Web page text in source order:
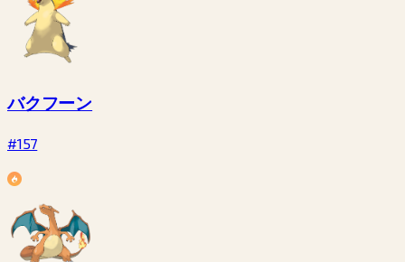
バクフーン
#157